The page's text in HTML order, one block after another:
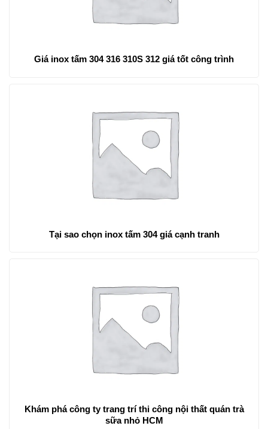
Giá inox tấm 304 316 310S 312 giá tốt công trình
Tại sao chọn inox tấm 304 giá cạnh tranh
Khám phá công ty trang trí thi công nội thất quán trà
sữa nhỏ HCM